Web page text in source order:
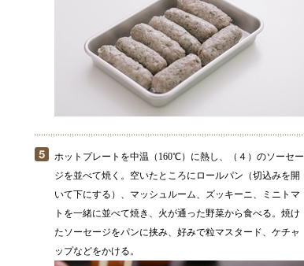
ホットプレートを中温（160℃）に熱し、（４）のソーセー
ジを並べて焼く。空いたところにロールパン（切込みを開
いて下にする）、マッシュルーム、ズッキーニ、ミニトマ
トを一緒に並べて焼き、火が通った野菜から食べる。焼け
たソーセージをパンに挟み、好みで粒マスタード、ケチャ
ップなどをかける。